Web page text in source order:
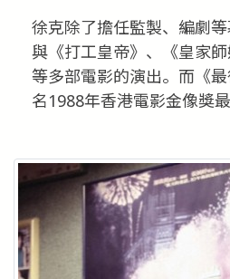
徐克除了擔任監製、編劇
與《打工皇帝》、《皇家師
等多部電影的演出。而《
名1988年香港電影金像獎最